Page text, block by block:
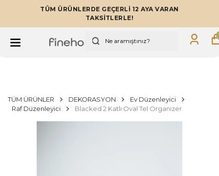
TÜM ÜRÜNLERDE GEÇERLİ 12 AYA VARAN
TAKSİTLERLE!
TÜM ÜRÜNLER DEKORASYON
Ev Düzenleyici
Raf Düzenleyici
Blacked 2 Katlı Oval Tel Organizer